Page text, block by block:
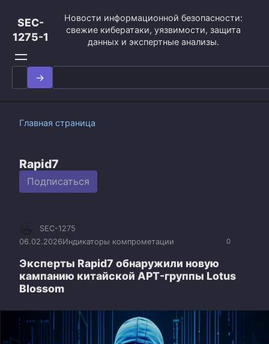
контенту
SEC-
1275-1
Новости информационной безопасности:
свежие кибератаки, уязвимости, защита
данных и экспертные анализы.
Search
for:
Главная страница
Rapid7
Подписаться
0
SEC-1275
06.02.2026Индикаторы компрометации
Эксперты Rapid7 обнаружили новую
кампанию китайской APT-группы Lotus
Blossom